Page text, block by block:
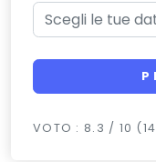
VOTO : 8.3 / 10